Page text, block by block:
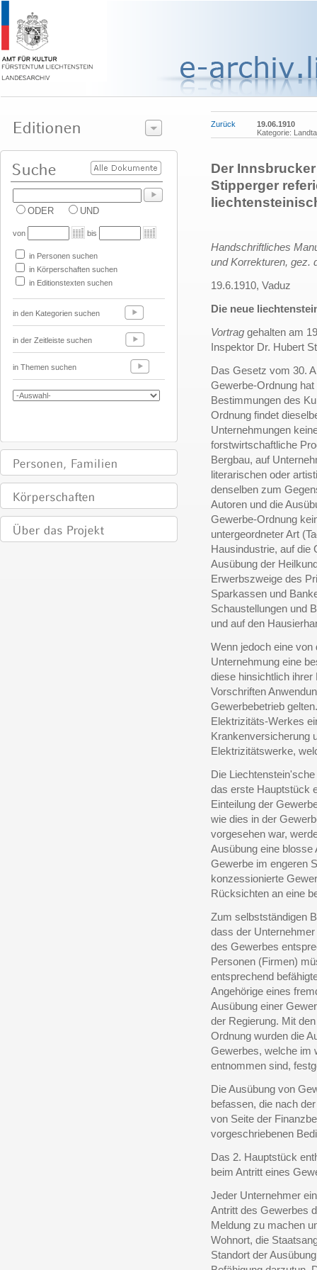
ODER UND
von bis
in Personen suchen
in Körperschaften suchen
in Editionstexten suchen
in den Kategorien suchen
in der Zeitleiste suchen
in Themen suchen
Zurück
19.06.1910
Kategorie:
Der
Stipperger
Handschriftliches
und Korrekturen, gez.
19.6.1910, Vaduz
Die neue
Vortrag gehalten am
Inspektor Dr. Hubert
Das Gesetz vom 30.
Gewerbe-Ordnung
Bestimmungen des
Ordnung findet
Unternehmungen
forstwirtschaftliche
Bergbau, auf
literarischen oder
denselben zum
Autoren und die
Gewerbe-Ordnung
untergeordneter Art
Hausindustrie, auf die
Ausübung der
Erwerbszweige des
Sparkassen und
Schaustellungen und
und auf den
Wenn jedoch eine
Unternehmung eine
diese hinsichtlich ihrer
Vorschriften
Gewerbebetrieb
Elektrizitäts-Werkes
Krankenversicherung
Elektrizitätswerke,
Die
das erste Hauptstück
Einteilung der
wie dies in der
vorgesehen war,
Ausübung eine
Gewerbe im engeren
konzessionierte
Rücksichten an eine
Zum selbstständigen
dass der
des Gewerbes
Personen (Firmen)
entsprechend
Angehörige eines
Ausübung einer
der Regierung. Mit
Ordnung wurden die
Gewerbes, welche im
entnommen sind,
Die Ausübung von
befassen, die nach
von Seite der
vorgeschriebenen
Das 2. Hauptstück
beim Antritt eines
Jeder Unternehmer
Antritt des Gewerbes
Meldung zu machen
Wohnort, die
Standort der